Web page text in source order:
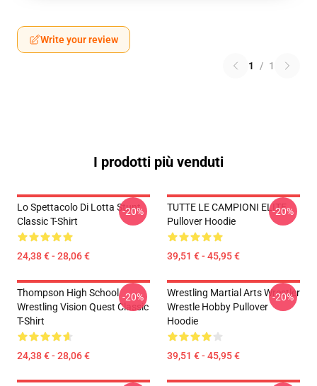
Write your review
1 / 1
I prodotti più venduti
Lo Spettacolo Di Lotta Stunt
Classic T-Shirt
24,38 € - 28,06 €
-20%
TUTTE LE CAMPIONI ELITE
Pullover Hoodie
39,51 € - 45,95 €
-20%
Thompson High School
Wrestling Vision Quest Classic
T-Shirt
24,38 € - 28,06 €
-20%
Wrestling Martial Arts Wrestler
Wrestle Hobby Pullover
Hoodie
39,51 € - 45,95 €
-20%